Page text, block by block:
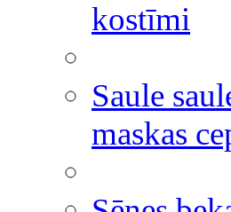
kostīmi
Saule
maskas